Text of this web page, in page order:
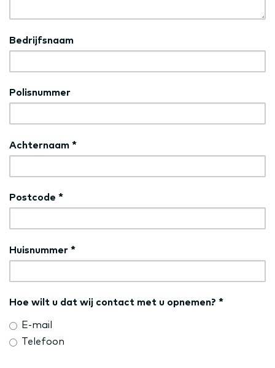
Bedrijfsnaam
Polisnummer
Achternaam *
Postcode *
Huisnummer *
Hoe wilt u dat wij contact met u opnemen? *
E-mail
Telefoon